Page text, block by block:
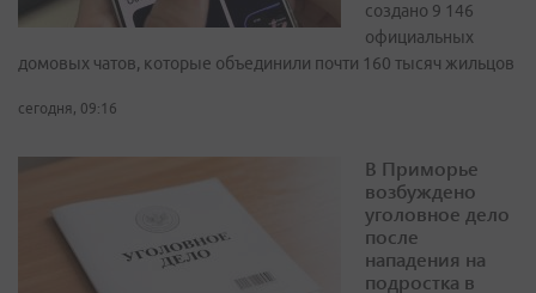
создано 9 146
официальных
домовых чатов, которые объединили почти 160 тысяч жильцов
сегодня, 09:16
В Приморье
возбуждено
уголовное дело
после
нападения на
подростка в